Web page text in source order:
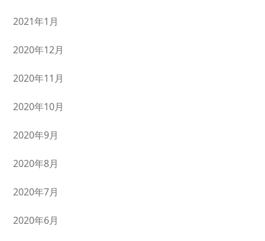
2021年1月
2020年12月
2020年11月
2020年10月
2020年9月
2020年8月
2020年7月
2020年6月